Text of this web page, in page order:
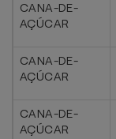
CANA-DE-
AÇÚCAR
CANA-DE-
AÇÚCAR
CANA-DE-
AÇÚCAR